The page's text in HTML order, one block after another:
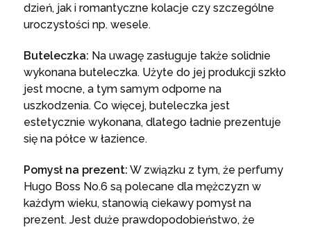
dzień, jak i romantyczne kolacje czy szczególne
uroczystości np. wesele.
Buteleczka: Na uwagę zasługuje także solidnie
wykonana buteleczka. Użyte do jej produkcji szkło
jest mocne, a tym samym odporne na
uszkodzenia. Co więcej, buteleczka jest
estetycznie wykonana, dlatego ładnie prezentuje
się na półce w łazience.
Pomysł na prezent: W związku z tym, że perfumy
Hugo Boss No.6 są polecane dla mężczyzn w
każdym wieku, stanowią ciekawy pomysł na
prezent. Jest duże prawdopodobieństwo, że